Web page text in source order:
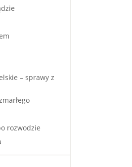
– sprawy z
rozwodzie